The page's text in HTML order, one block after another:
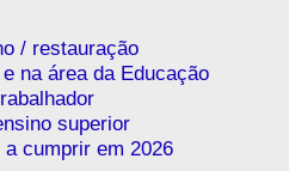
/ restauração
na área da Educação
superior
cumprir em 2026